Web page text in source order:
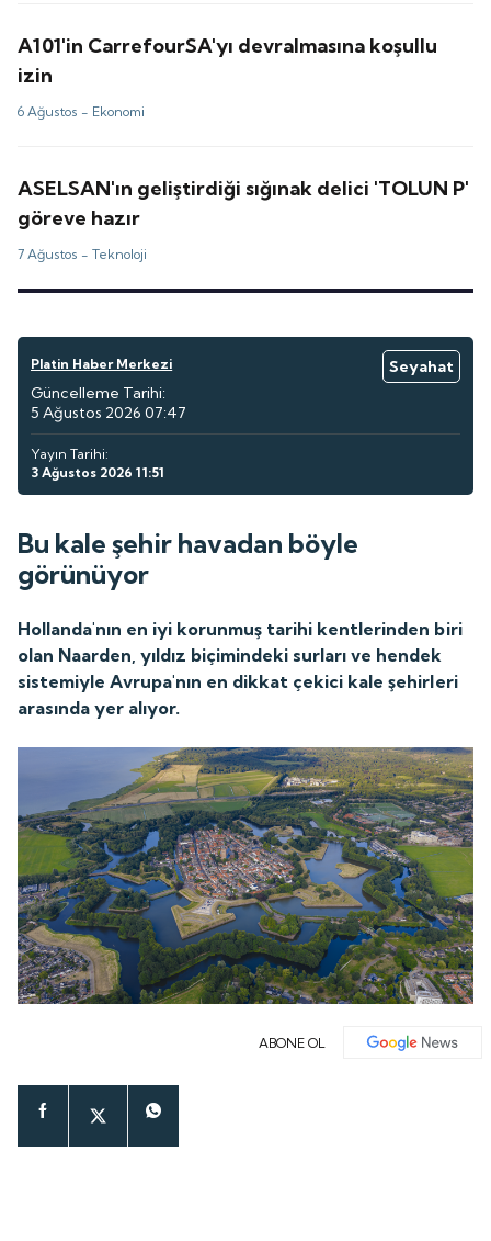
A101'in CarrefourSA'yı devralmasına koşullu
izin
6 Ağustos - Ekonomi
ASELSAN'ın geliştirdiği sığınak delici 'TOLUN P'
göreve hazır
7 Ağustos -Teknoloji
Platin Haber Merkezi
Seyahat
Güncelleme Tarihi:
5 Ağustos 2026 07:47
Yayın Tarihi:
3 Ağustos 2026 11:51
Bu kale şehir havadan böyle
görünüyor
Hollanda'nın en iyi korunmuş tarihi kentlerinden biri
olan Naarden, yıldız biçimindeki surları ve hendek
sistemiyle Avrupa'nın en dikkat çekici kale şehirleri
arasında yer alıyor.
ABONE OL